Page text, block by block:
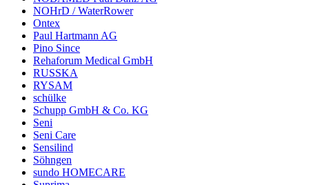
NOHrD / WaterRower
Ontex
Paul Hartmann AG
Pino Since
Rehaforum Medical GmbH
RUSSKA
RYSAM
schülke
Schupp GmbH & Co. KG
Seni
Seni Care
Sensilind
Söhngen
sundo HOMECARE